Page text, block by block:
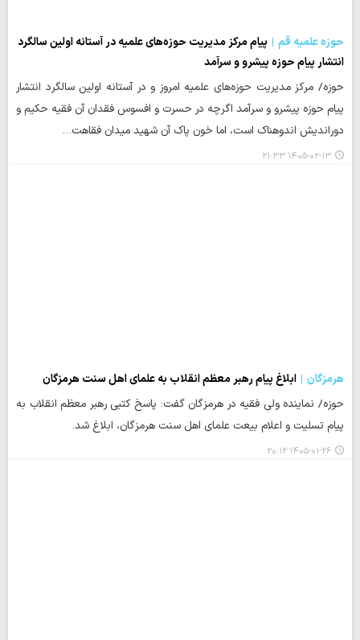
حوزه علمیه قم
پیام مرکز مدیریت حوزه‌های علمیه در آستانه اولین سالگرد
انتشار پیام حوزه پیشرو و سرآمد
حوزه/ مرکز مدیریت حوزه‌های علمیه امروز و در آستانه اولین سالگرد انتشار
پیام حوزه پیشرو و سرآمد اگرچه در حسرت و افسوس فقدان آن فقیه حکیم و
دوراندیش اندوهناک است، اما خون پاک آن شهید میدان فقاهت…
۱۴۰۵-۰۲-۱۳ ۲۱:۳۳
هرمزگان
ابلاغ پیام رهبر معظم انقلاب به علمای اهل سنت هرمزگان
حوزه/ نماینده ولی فقیه در هرمزگان گفت: پاسخ کتبی رهبر معظم انقلاب به
پیام تسلیت و اعلام بیعت علمای اهل سنت هرمزگان، ابلاغ شد.
۱۴۰۵-۰۱-۲۶ ۲۰:۱۲